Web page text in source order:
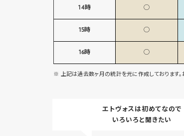
14時
15時
16時
◯
◯
◯
※ 上記は過去数ヶ月の統計を元に作成しております。
エトヴォスは初めてなので
いろいろと聞きたい